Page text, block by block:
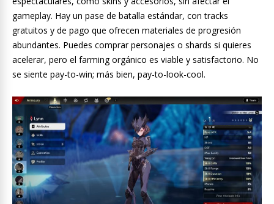
gameplay. Hay un pase de batalla estándar, con tracks
gratuitos y de pago que ofrecen materiales de progresión
abundantes. Puedes comprar personajes o shards si quieres
acelerar, pero el farming orgánico es viable y satisfactorio. No
se siente pay-to-win; más bien, pay-to-look-cool.